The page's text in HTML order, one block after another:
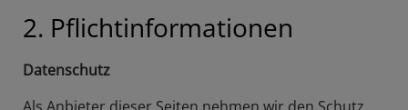
2. Pflichtinformationen
Datenschutz